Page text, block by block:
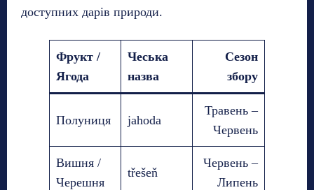
доступних дарів природи.
Фрукт /
Ягода
Чеська
назва
Сезон
збору
Полуниця jahoda
Травень –
Червень
Вишня /
Черешня
třešeň
Червень –
Липень